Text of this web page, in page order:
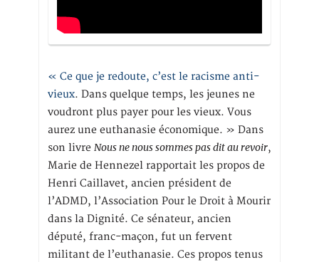
« Ce que je redoute, c’est le racisme anti-
vieux. Dans quelque temps, les jeunes ne
voudront plus payer pour les vieux. Vous
aurez une euthanasie économique. » Dans
son livre Nous ne nous sommes pas dit au revoir,
Marie de Hennezel rapportait les propos de
Henri Caillavet, ancien président de
l’ADMD, l’Association Pour le Droit à Mourir
dans la Dignité. Ce sénateur, ancien
député, franc-maçon, fut un fervent
militant de l’euthanasie. Ces propos tenus